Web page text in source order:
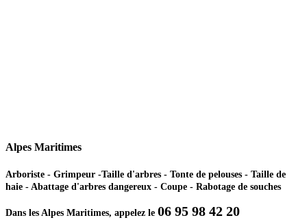
Alpes Maritimes
Arboriste - Grimpeur -Taille d'arbres - Tonte de pelouses - Taille de
haie - Abattage d'arbres dangereux - Coupe - Rabotage de souches
Dans les Alpes Maritimes, appelez le 06 95 98 42 20